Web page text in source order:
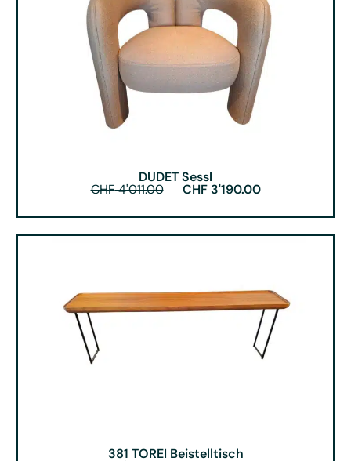
DUDET Sessl
CHF4'011.00 CHF3'190.00
381 TOREI Beistelltisch